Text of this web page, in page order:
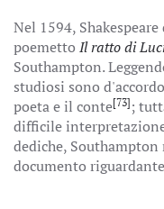
Nel 1594,
poemetto Il ratto di
Southampton.
studiosi sono
poeta e il conte[73] ;
difficile
dediche,
documento